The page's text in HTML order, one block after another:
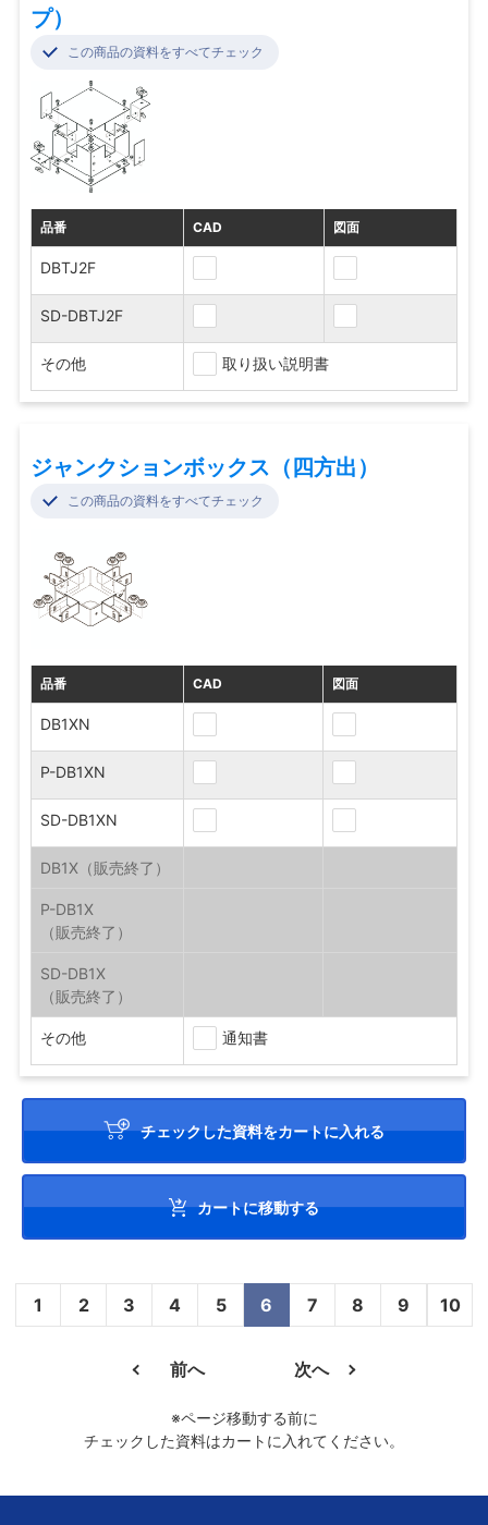
プ）
この商品の資料をすべてチェック
品番 CAD 図面
DBTJ2F
SD-DBTJ2F
その他 取り扱い説明書
ジャンクションボックス（四方出）
この商品の資料をすべてチェック
品番 CAD 図面
DB1XN
P-DB1XN
SD-DB1XN
DB1X
P-DB1X
SD-DB1X
その他 通知書
チェックした資料をカートに入れる
カートに移動する
1 2 3 4 5 6 7 8 9 10
前へ 次へ
※ページ移動する前に
チェックした資料はカートに入れてください。